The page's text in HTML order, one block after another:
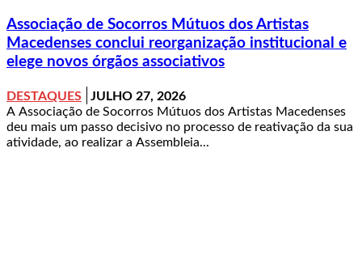
Associação de Socorros Mútuos dos Artistas
Macedenses conclui reorganização institucional e
elege novos órgãos associativos
DESTAQUES
JULHO 27, 2026
A Associação de Socorros Mútuos dos Artistas Macedenses
deu mais um passo decisivo no processo de reativação da sua
atividade, ao realizar a Assembleia...